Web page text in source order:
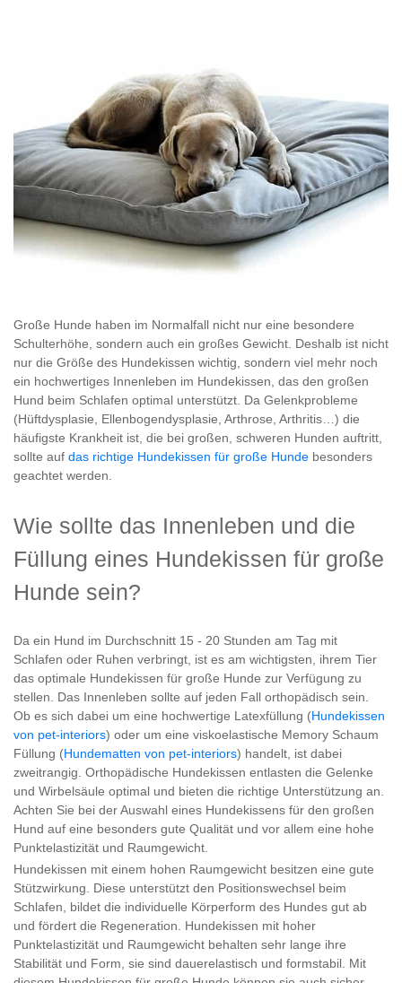
Große Hunde haben im Normalfall nicht nur eine besondere
Schulterhöhe, sondern auch ein großes Gewicht. Deshalb ist nicht
nur die Größe des Hundekissen wichtig, sondern viel mehr noch
ein hochwertiges Innenleben im Hundekissen, das den großen
Hund beim Schlafen optimal unterstützt. Da Gelenkprobleme
(Hüftdysplasie, Ellenbogendysplasie, Arthrose, Arthritis…) die
häufigste Krankheit ist, die bei großen, schweren Hunden auftritt,
sollte auf das richtige Hundekissen für große Hunde besonders
geachtet werden.
Wie sollte das Innenleben und die
Füllung eines Hundekissen für große
Hunde sein?
Da ein Hund im Durchschnitt 15 - 20 Stunden am Tag mit
Schlafen oder Ruhen verbringt, ist es am wichtigsten, ihrem Tier
das optimale Hundekissen für große Hunde zur Verfügung zu
stellen. Das Innenleben sollte auf jeden Fall orthopädisch sein.
Ob es sich dabei um eine hochwertige Latexfüllung (Hundekissen
von pet-interiors) oder um eine viskoelastische Memory Schaum
Füllung (Hundematten von pet-interiors) handelt, ist dabei
zweitrangig. Orthopädische Hundekissen entlasten die Gelenke
und Wirbelsäule optimal und bieten die richtige Unterstützung an.
Achten Sie bei der Auswahl eines Hundekissens für den großen
Hund auf eine besonders gute Qualität und vor allem eine hohe
Punktelastizität und Raumgewicht.
Hundekissen mit einem hohen Raumgewicht besitzen eine gute
Stützwirkung. Diese unterstützt den Positionswechsel beim
Schlafen, bildet die individuelle Körperform des Hundes gut ab
und fördert die Regeneration. Hundekissen mit hoher
Punktelastizität und Raumgewicht behalten sehr lange ihre
Stabilität und Form, sie sind dauerelastisch und formstabil. Mit